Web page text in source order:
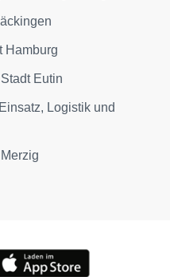
Hamburg
Eutin
Logistik und